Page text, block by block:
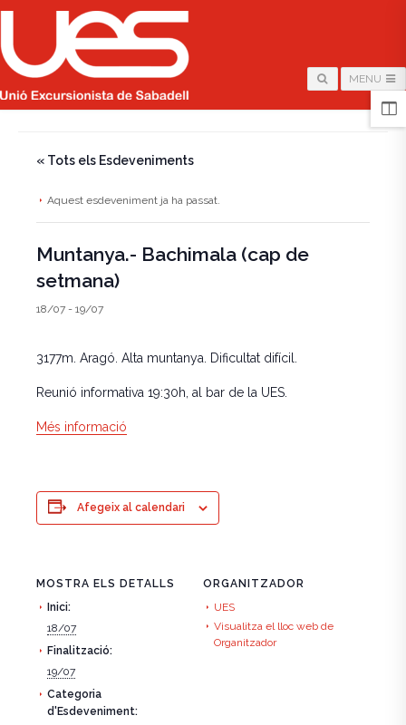
MENU
« Tots els Esdeveniments
Aquest esdeveniment ja ha passat.
Muntanya.- Bachimala (cap de
setmana)
18/07 - 19/07
3177m. Aragó. Alta muntanya. Dificultat difícil.
Reunió informativa 19:30h, al bar de la UES.
Més informació
Afegeix al calendari
MOSTRA ELS DETALLS
Inici:
18/07
Finalització:
19/07
Categoria
d'Esdeveniment:
ORGANITZADOR
UES
Visualitza el lloc web de
Organitzador